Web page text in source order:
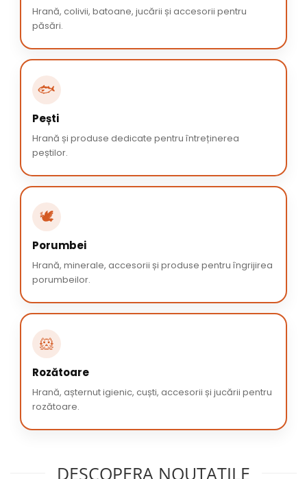
Hrană, colivii, batoane, jucării și accesorii pentru
păsări.
🐟
Pești
Hrană și produse dedicate pentru întreținerea
peștilor.
🕊️
Porumbei
Hrană, minerale, accesorii și produse pentru îngrijirea
porumbeilor.
🐹
Rozătoare
Hrană, așternut igienic, cuști, accesorii și jucării pentru
rozătoare.
DESCOPERA NOUTATILE